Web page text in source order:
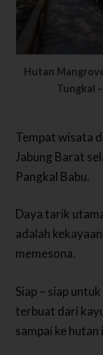
Hutan
Tungkal
Tempat wisata
Jabung Barat
Pangkal Babu.
Daya tarik
adalah
memesona.
Siap – siap
terbuat dari
sampai ke hutan